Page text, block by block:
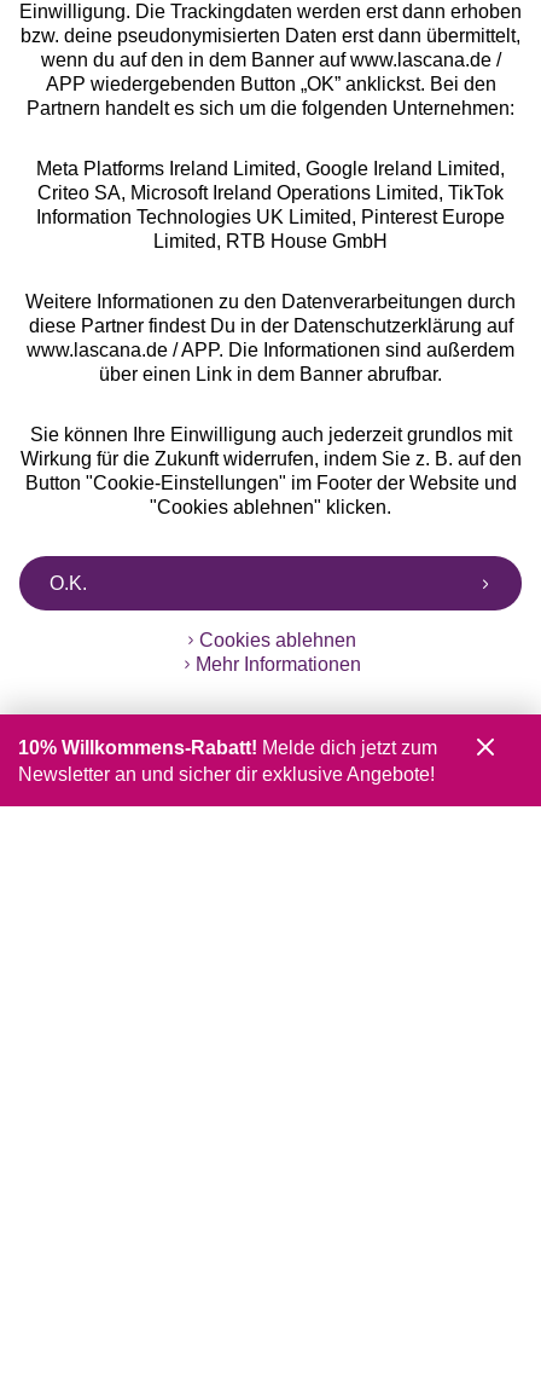
Rechtliches
Alle Preise inkl. MwSt., zzgl.
Versandkosten
** Bonität vorausgesetzt, berechtigt zur Bonitätsprüfung
Einwilligung. Die Trackingdaten werden erst dann erhoben
bzw. deine pseudonymisierten Daten erst dann übermittelt,
wenn du auf den in dem Banner auf www.lascana.de /
APP wiedergebenden Button „OK” anklickst. Bei den
Partnern handelt es sich um die folgenden Unternehmen:
Meta Platforms Ireland Limited, Google Ireland Limited,
Criteo SA, Microsoft Ireland Operations Limited, TikTok
Information Technologies UK Limited, Pinterest Europe
Limited, RTB House GmbH
Weitere Informationen zu den Datenverarbeitungen durch
diese Partner findest Du in der Datenschutzerklärung auf
www.lascana.de / APP. Die Informationen sind außerdem
über einen Link in dem Banner abrufbar.
Sie können Ihre Einwilligung auch jederzeit grundlos mit
Wirkung für die Zukunft widerrufen, indem Sie z. B. auf den
Button "Cookie-Einstellungen" im Footer der Website und
"Cookies ablehnen" klicken.
O.K.
Cookies ablehnen
Mehr Informationen
10% Willkommens-Rabatt! Melde dich jetzt zum
Newsletter an und sicher dir exklusive Angebote!